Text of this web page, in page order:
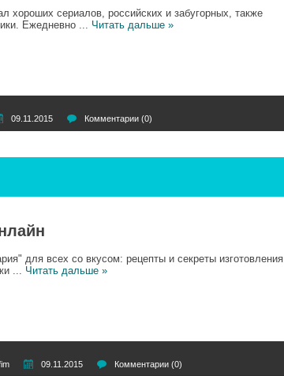
хороших сериалов, российских и забугорных, также
Ежедневно ... Читать дальше »
09.11.2015 Комментарии (0)
для всех со вкусом: рецепты и секреты изготовления
... Читать дальше »
09.11.2015 Комментарии (0)